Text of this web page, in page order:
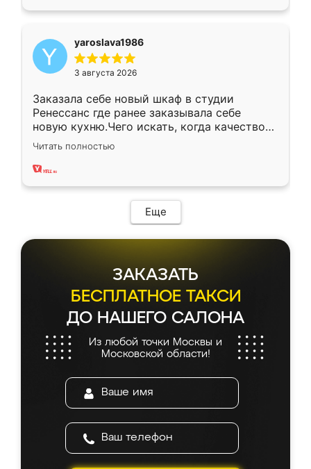
yaroslava1986
3 августа 2026
Заказала себе новый шкаф в студии
Ренессанс где ранее заказывала себе
новую кухню.Чего искать, когда качеством
вполне довольна. Служит кухня уже почти
два года, нареканий нет.
Читать полностью
Еще
ЗАКАЗАТЬ
БЕСПЛАТНОЕ ТАКСИ
ДО НАШЕГО САЛОНА
Из любой точки Москвы и
Московской области!